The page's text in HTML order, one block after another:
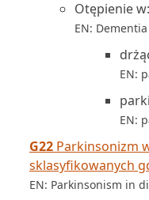
Otępienie w:
EN:
EN:
EN:
G22 Parkinsonizm
sklasyfikowanych
EN: Parkinsonism in